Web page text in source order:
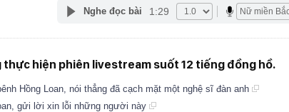
Nghe đọc bài 1:29
thực hiện phiên livestream suốt 12 tiếng đồng hồ.
Hồng Loan, nói thẳng đã cạch mặt một nghệ sĩ đàn anh
gửi lời xin lỗi những người này